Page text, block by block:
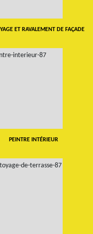
ET RAVALEMENT DE FAÇADE
PEINTRE INTÉRIEUR